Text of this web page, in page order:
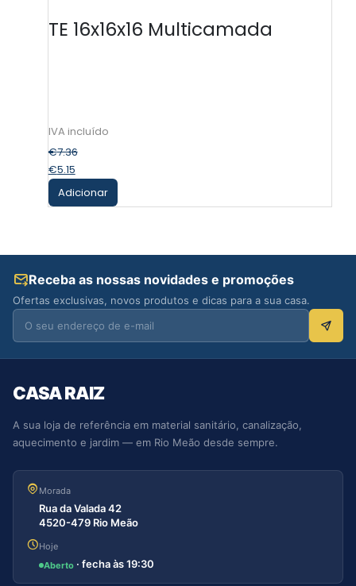
TE 16x16x16 Multicamada
€7.36
€5.15
Adicionar
Receba as nossas novidades e promoções
Ofertas exclusivas, novos produtos e dicas para a sua casa.
CASA RAIZ
A sua loja de referência em material sanitário, canalização,
aquecimento e jardim — em Rio Meão desde sempre.
Morada
Rua da Valada 42
4520-479 Rio Meão
Hoje
Aberto · fecha às 19:30